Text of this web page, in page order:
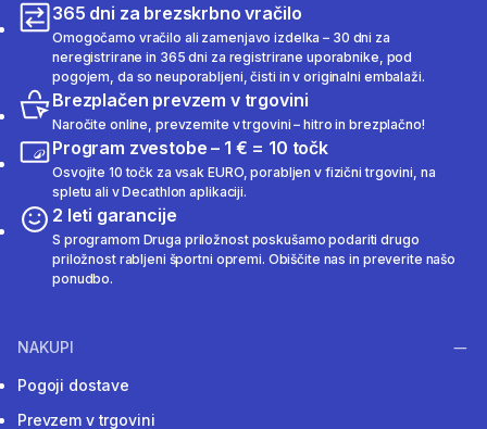
365 dni za brezskrbno vračilo
Omogočamo vračilo ali zamenjavo izdelka – 30 dni za
neregistrirane in 365 dni za registrirane uporabnike, pod
pogojem, da so neuporabljeni, čisti in v originalni embalaži.
Brezplačen prevzem v trgovini
Naročite online, prevzemite v trgovini – hitro in brezplačno!
Program zvestobe – 1 € = 10 točk
Osvojite 10 točk za vsak EURO, porabljen v fizični trgovini, na
spletu ali v Decathlon aplikaciji.
2 leti garancije
S programom Druga priložnost poskušamo podariti drugo
priložnost rabljeni športni opremi. Obiščite nas in preverite našo
ponudbo.
NAKUPI
Pogoji dostave
Prevzem v trgovini